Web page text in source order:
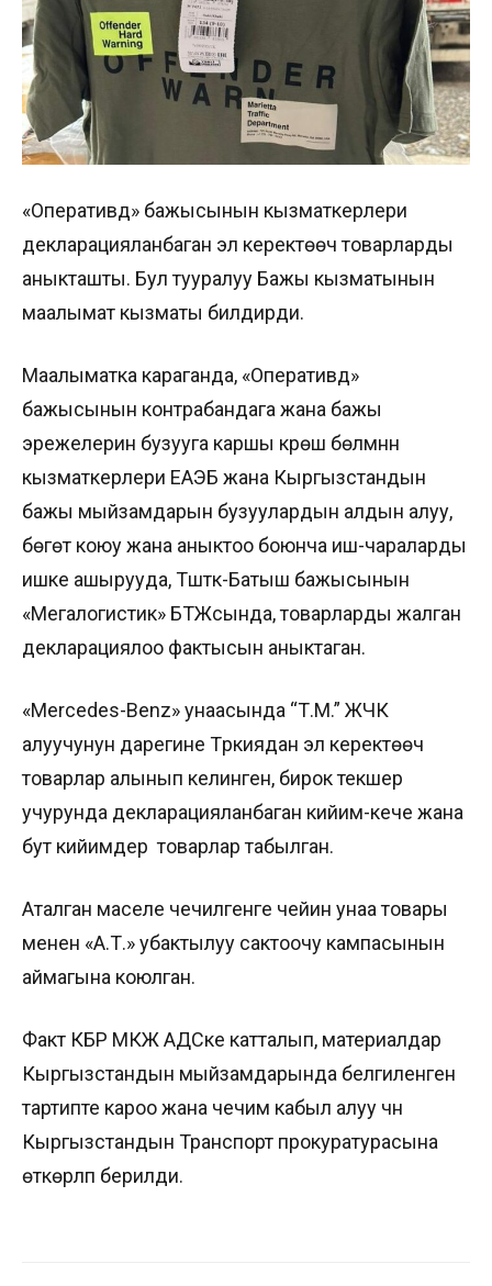
«Оперативдүү» бажысынын кызматкерлери
декларацияланбаган эл керектөөчү товарларды
аныкташты. Бул тууралуу Бажы кызматынын
маалымат кызматы билдирди.
Маалыматка караганда, «Оперативдүү»
бажысынын контрабандага жана бажы
эрежелерин бузууга каршы күрөшүү бөлүмүнүн
кызматкерлери ЕАЭБ жана Кыргызстандын
бажы мыйзамдарын бузуулардын алдын алуу,
бөгөт коюу жана аныктоо боюнча иш-чараларды
ишке ашырууда, Түштүк-Батыш бажысынын
«Мегалогистик» БТЖсында, товарларды жалган
декларациялоо фактысын аныктаган.
«Merсеdes-Benz» унаасында “Т.М.” ЖЧК
алуучунун дарегине Түркиядан эл керектөөчү
товарлар алынып келинген, бирок текшерүү
учурунда декларацияланбаган кийим-кече жана
бут кийимдер товарлар табылган.
Аталган маселе чечилгенге чейин унаа товары
менен «А.Т.» убактылуу сактоочу кампасынын
аймагына коюлган.
Факт КБР МКЖ АДСке катталып, материалдар
Кыргызстандын мыйзамдарында белгиленген
тартипте кароо жана чечим кабыл алуу үчүн
Кыргызстандын Транспорт прокуратурасына
өткөрүлүп берилди.